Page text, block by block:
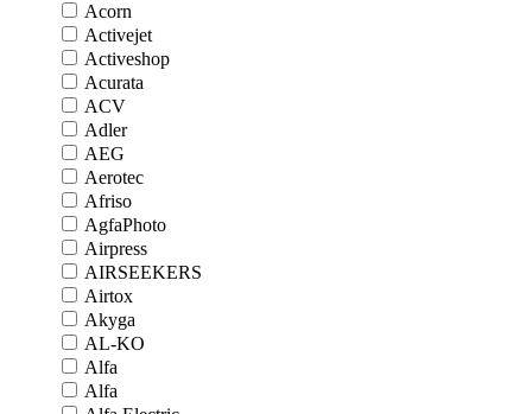
Acorn
Activejet
Activeshop
Acurata
ACV
Adler
AEG
Aerotec
Afriso
AgfaPhoto
Airpress
AIRSEEKERS
Airtox
Akyga
AL-KO
Alfa
Alfa